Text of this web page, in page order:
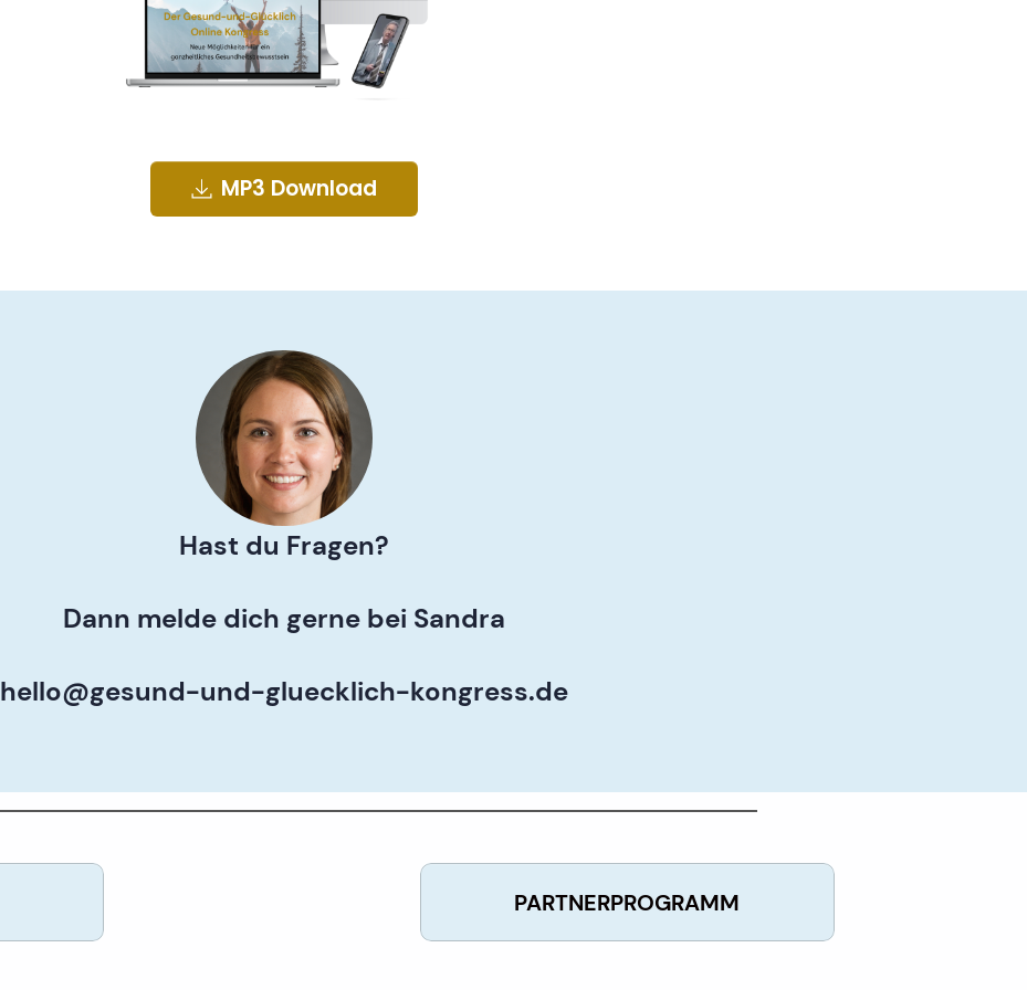
MP3 Download
Hast du Fragen?
Dann melde dich gerne bei Sandra
hello@gesund-und-gluecklich-kongress.de
PARTNERPROGRAMM